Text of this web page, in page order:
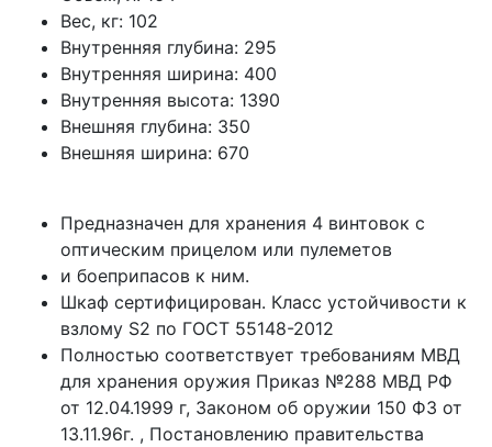
Вес, кг: 102
Внутренняя глубина: 295
Внутренняя ширина: 400
Внутренняя высота: 1390
Внешняя глубина: 350
Внешняя ширина: 670
Предназначен для хранения 4 винтовок с
оптическим прицелом или пулеметов
и боеприпасов к ним.
Шкаф сертифицирован. Класс устойчивости к
взлому S2 по ГОСТ 55148-2012
Полностью соответствует требованиям МВД
для хранения оружия Приказ №288 МВД РФ
от 12.04.1999 г, Законом об оружии 150 ФЗ от
13.11.96г. , Постановлению правительства